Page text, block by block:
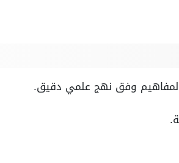
والمفاهيم وفق نهج علمي دقيق.